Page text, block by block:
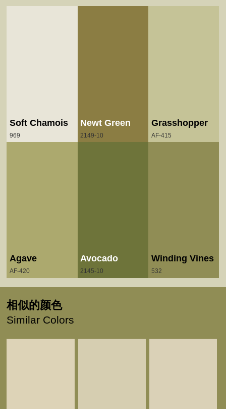
Soft Chamois
969
Newt Green
2149-10
Grasshopper
AF-415
Agave
AF-420
Avocado
2145-10
Winding Vines
532
相似的颜色
Similar Colors